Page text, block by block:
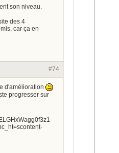
son niveau.
des 4
car ça en
#74
d'amélioration
progresser sur